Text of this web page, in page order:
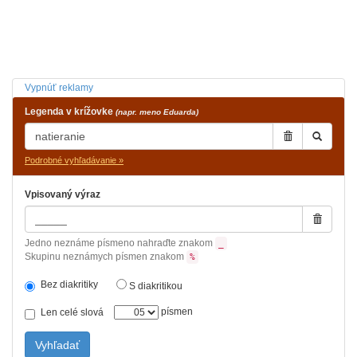
Vypnúť reklamy
Legenda v krížovke (napr. meno Eduarda)
Podrobné vyhľadávanie »
Vpisovaný výraz
Jedno neznáme písmeno nahraďte znakom
Skupinu neznámych písmen znakom %
Bez diakritiky S diakritikou
Len celé slová písmen
Vyhľadať